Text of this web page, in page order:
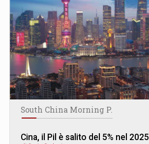
South China Morning P.
Cina, il Pil è salito del 5% nel 2025